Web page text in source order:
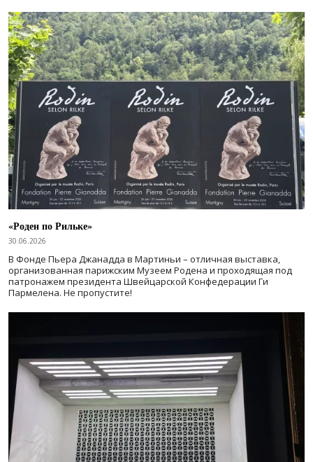
«Роден по Рильке»
30.06.2026
В Фонде Пьера Джанадда в Мартиньи – отличная выставка,
организованная парижским Музеем Родена и проходящая под
патронажем президента Швейцарской Конфедерации Ги
Пармелена. Не пропустите!